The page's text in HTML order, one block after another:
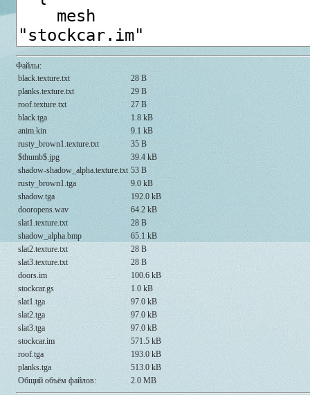
Файлы:
black.texture.txt
28 B
planks.texture.txt
29 B
roof.texture.txt
27 B
black.tga
1.8 kB
anim.kin
9.1 kB
rusty_brown1.texture.txt
35 B
$thumb$.jpg
39.4 kB
shadow-shadow_alpha.texture.txt 53 B
rusty_brown1.tga
9.0 kB
shadow.tga
192.0 kB
dooropens.wav
64.2 kB
slat1.texture.txt
28 B
shadow_alpha.bmp
65.1 kB
slat2.texture.txt
28 B
slat3.texture.txt
28 B
doors.im
100.6 kB
stockcar.gs
1.0 kB
slat1.tga
97.0 kB
slat2.tga
97.0 kB
slat3.tga
97.0 kB
stockcar.im
571.5 kB
roof.tga
193.0 kB
planks.tga
513.0 kB
Общий объём файлов:
2.0 MB